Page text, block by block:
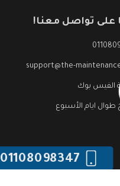
على تواصل معنا!
support@the-
الفيس بوك
طوال ايام الأسبوع
01108098347